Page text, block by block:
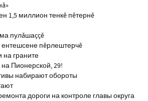
1,5 миллион тенкĕ пĕтернĕ
пулăшаççĕ
пĕрлештерчĕ
на граните
Пионерской, 29!
набирают обороты
дороги на контроле главы округа